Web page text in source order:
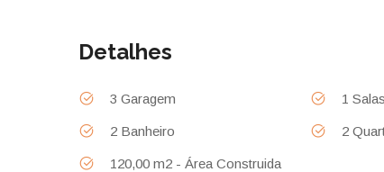
Detalhes
3 Garagem 1 Salas
2 Banheiro 2
120,00 m2 - Área Construida